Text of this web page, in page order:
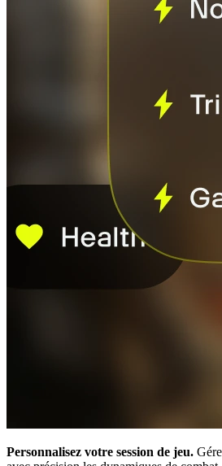
Personnalisez votre session de jeu.